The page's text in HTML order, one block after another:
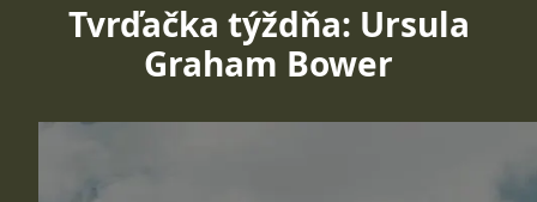
Tvrďačka týždňa: Ursula
Graham Bower